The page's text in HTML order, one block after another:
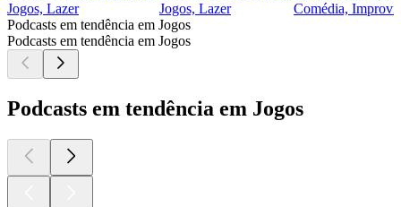
Jogos, Lazer
Jogos, Lazer
Comédia,
Podcasts em tendência em Jogos
Podcasts em tendência em Jogos
Podcasts em tendência em Jogos